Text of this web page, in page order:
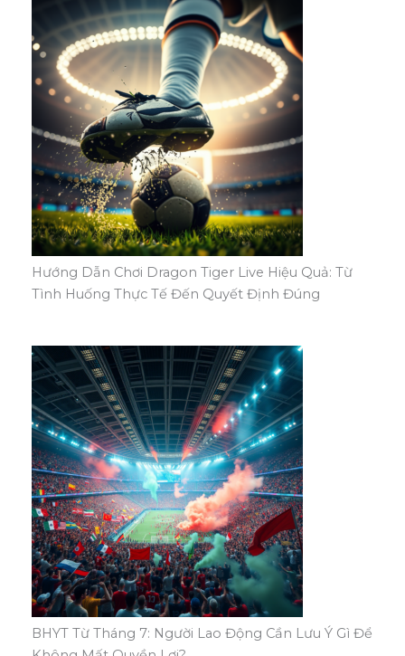
Hướng Dẫn Chơi Dragon Tiger Live Hiệu Quả: Từ
Tình Huống Thực Tế Đến Quyết Định Đúng
BHYT Từ Tháng 7: Người Lao Động Cần Lưu Ý Gì Để